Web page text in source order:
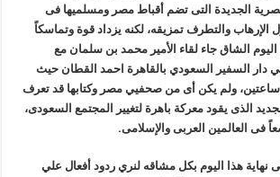
الجديدة التى تضم أقباط مصر ومسلميها فى
والتطرف تمزيقه، لكنه يزداد قوة وتماسكاً
اليوم الشاق جاء لقاء الأمير محمد بن سلمان مع
دار السفير السعودي بالقاهرة احمد القطان حيث
ساعتين، ولم يكن أى من صحفيي مصر وكتابها قد تعرف
الذى يقود معركة باهرة لتغيير المجتمع السعودى،
فى العالمين العربى والإسلامى.
نهاية هذا اليوم بكل مشاقه لنري ردود أفعال علي